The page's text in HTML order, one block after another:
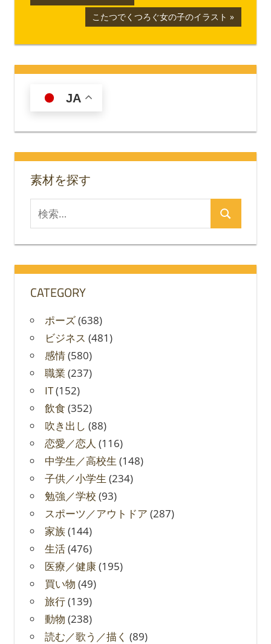
ナ
ビ
ゲ
ー
シ
ョ
ン
の
次
記
こたつでくつろぐ女の子のイラスト
JA
素材を探す
索
対
検
CATEGORY
ポーズ(638)
ビジネス (481)
感情(580)
職業 (237)
IT(152)
飲食 (352)
吹き出し (88)
恋愛／恋人 (116)
中学生／高校生 (148)
子供／小学生 (234)
勉強／学校 (93)
スポーツ／アウトドア (287)
家族(144)
生活(476)
医療／健康(195)
買い物 (49)
旅行(139)
動物 (238)
読む／歌う／描く (89)